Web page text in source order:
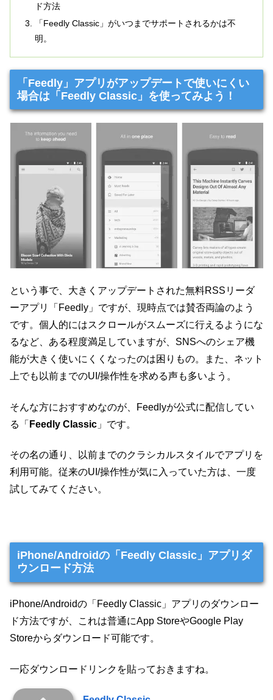
ド方法
「Feedly Classic」がいつまでサポートされるかは不
明。
「Feedly」アプリがアップデートで使いにくい
場合は「Feedly Classic」を使ってみよう！
という事で、大きくアップデートされた無料RSSリーダ
ーアプリ「Feedly」ですが、現時点では賛否両論のよう
です。個人的にはスクロールがスムーズに行えるようにな
るなど、ある程度満足していますが、SNSへのシェア機
能が大きく使いにくくなったのは困りもの。また、ネット
上でも以前までのUI/操作性を求める声も多いよう。
そんな方におすすめなのが、Feedlyが公式に配信してい
る「 Feedly Classic 」です。
その名の通り、以前までのクラシカルスタイルでアプリを
利用可能。従来のUI/操作性が気に入っていた方は、一度
試してみてください。
iPhone/Androidの「Feedly Classic」アプリダ
ウンロード方法
iPhone/Androidの「Feedly Classic」アプリのダウンロー
ド方法ですが、これは普通にApp StoreやGoogle Play
Storeからダウンロード可能です。
一応ダウンロードリンクを貼っておきますね。